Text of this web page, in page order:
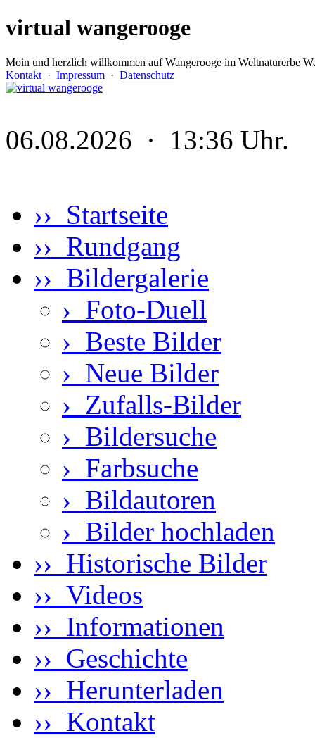
virtual wangerooge
Moin und herzlich willkommen auf Wangerooge im Weltnaturerbe
Kontakt · Impressum · Datenschutz
06.08.2026 · 13:36 Uhr.
›› Startseite
›› Rundgang
›› Bildergalerie
› Foto-Duell
› Beste Bilder
› Neue Bilder
› Zufalls-Bilder
› Bildersuche
› Farbsuche
› Bildautoren
› Bilder hochladen
›› Historische Bilder
›› Videos
›› Informationen
›› Geschichte
›› Herunterladen
›› Kontakt